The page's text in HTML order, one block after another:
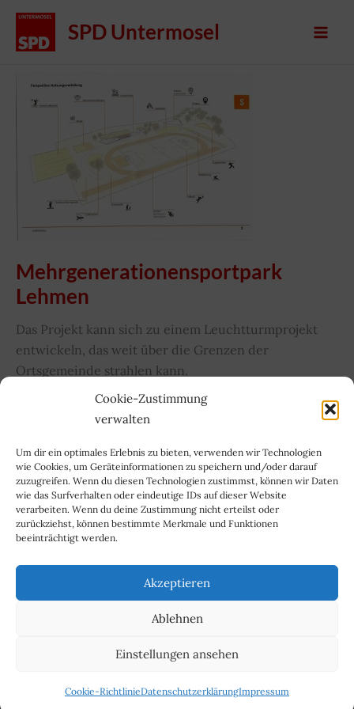
Cookie-Zustimmung
verwalten
Um dir ein optimales Erlebnis zu bieten, verwenden wir Technologien
wie Cookies, um Geräteinformationen zu speichern und/oder darauf
zuzugreifen. Wenn du diesen Technologien zustimmst, können wir Daten
wie das Surfverhalten oder eindeutige IDs auf dieser Website
verarbeiten. Wenn du deine Zustimmung nicht erteilst oder
zurückziehst, können bestimmte Merkmale und Funktionen
beeinträchtigt werden.
Akzeptieren
Ablehnen
Einstellungen ansehen
Cookie-RichtlinieDatenschutzerklärungImpressum
Zum
springen
SPD Untermosel
Mehrgenerationensportpark
Lehmen
Das Projekt kann sich zu einem Leuchtturmprojekt
entwickeln, das weit über die Grenzen der
Ortsgemeinde strahlen kann.
Mehrgenerationensportpark
Weiterlesen »
Kontakt
Datenschutzerklärung
Cookie-Richtlinie (EU)